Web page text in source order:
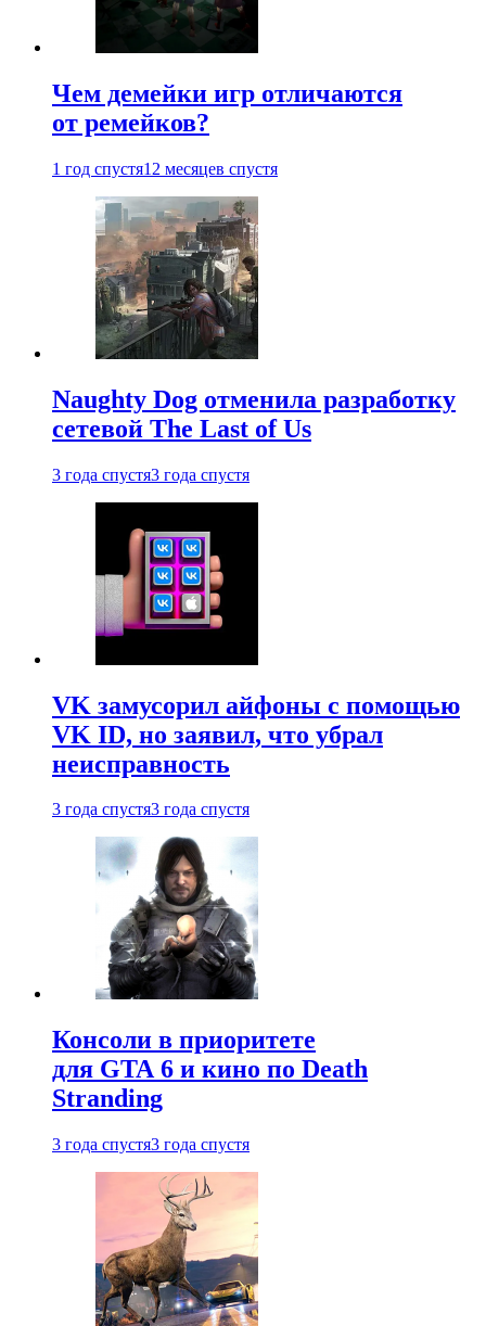
Чем демейки игр отличаются
от ремейков?
1 год спустя12 месяцев спустя
Naughty Dog отменила разработку
сетевой The Last of Us
3 года спустя3 года спустя
VK замусорил айфоны с помощью
VK ID, но заявил, что убрал
неисправность
3 года спустя3 года спустя
Консоли в приоритете
для GTA 6 и кино по Death
Stranding
3 года спустя3 года спустя